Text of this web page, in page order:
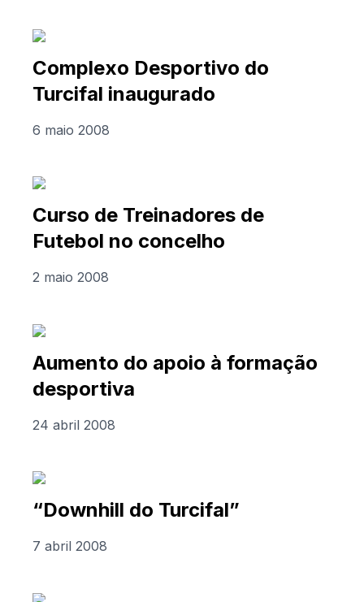
Complexo Desportivo do
Turcifal inaugurado
6 maio 2008
Curso de Treinadores de
Futebol no concelho
2 maio 2008
Aumento do apoio à formação
desportiva
24 abril 2008
“Downhill do Turcifal”
7 abril 2008